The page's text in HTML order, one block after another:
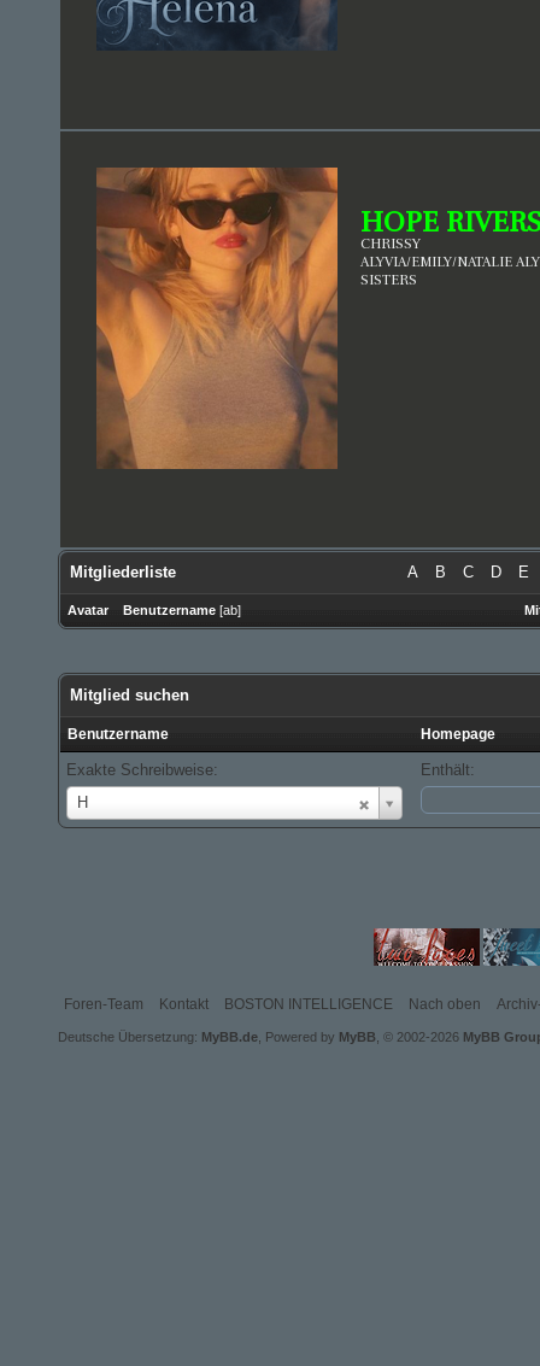
HOPE
CHRISSY
ALYVIA/EMILY/NATALIE
SISTERS
A B C D E
Mitgliederliste
Avatar Benutzername [ab]
Mitglied suchen
Benutzername Homepage
Exakte Schreibweise:
H
Benutzername
Enthält:
Foren-Team Kontakt BOSTON INTELLIGENCE Nach oben
Deutsche Übersetzung: MyBB.de, Powered by MyBB, © 2002-2026 MyBB